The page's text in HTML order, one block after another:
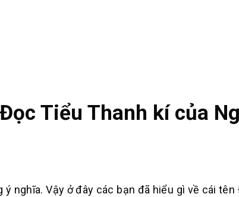
Tiểu Thanh kí của
nghĩa. Vậy ở đây các bạn đã hiểu gì về cái